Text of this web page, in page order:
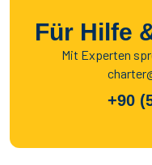
Für Hilfe
Mit Experten
+90